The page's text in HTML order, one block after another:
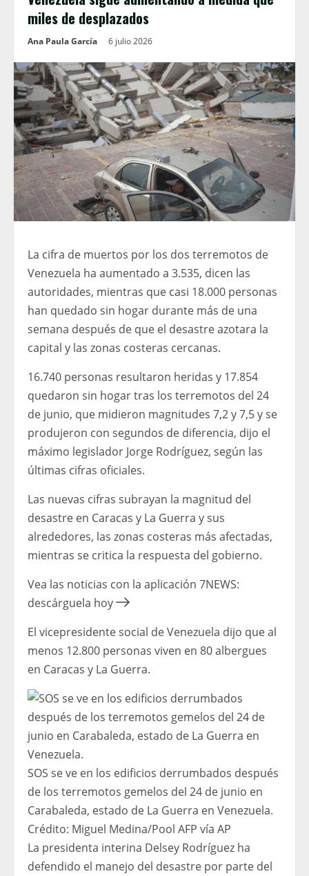
miles de desplazados
Ana Paula García 6 julio 2026
La cifra de muertos por los dos terremotos de
Venezuela ha aumentado a 3.535, dicen las
autoridades, mientras que casi 18.000 personas
han quedado sin hogar durante más de una
semana después de que el desastre azotara la
capital y las zonas costeras cercanas.
16.740 personas resultaron heridas y 17.854
quedaron sin hogar tras los terremotos del 24
de junio, que midieron magnitudes 7,2 y 7,5 y se
produjeron con segundos de diferencia, dijo el
máximo legislador Jorge Rodríguez, según las
últimas cifras oficiales.
Las nuevas cifras subrayan la magnitud del
desastre en Caracas y La Guerra y sus
alrededores, las zonas costeras más afectadas,
mientras se critica la respuesta del gobierno.
Vea las noticias con la aplicación 7NEWS:
descárguela hoy
El vicepresidente social de Venezuela dijo que al
menos 12.800 personas viven en 80 albergues
en Caracas y La Guerra.
SOS se ve en los edificios derrumbados después
de los terremotos gemelos del 24 de junio en
Carabaleda, estado de La Guerra en Venezuela.
Crédito: Miguel Medina/Pool AFP vía AP
La presidenta interina Delsey Rodríguez ha
defendido el manejo del desastre por parte del